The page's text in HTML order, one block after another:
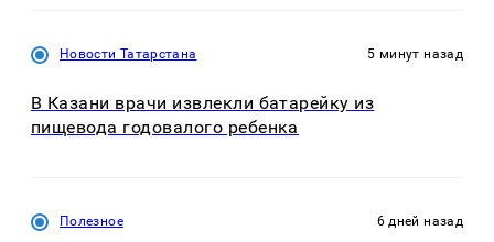
Новости Татарстана 5 минут назад
В Казани врачи извлекли батарейку из
пищевода годовалого ребенка
Полезное 6 дней назад